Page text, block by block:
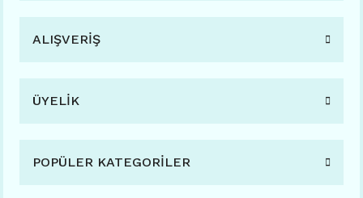
ALIŞVERİŞ
ÜYELİK
POPÜLER KATEGORİLER